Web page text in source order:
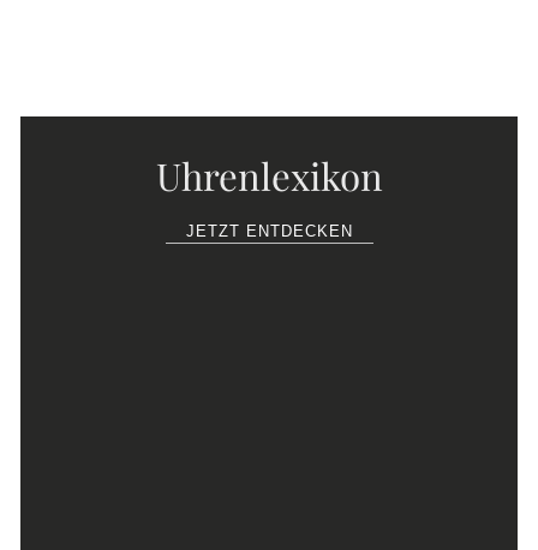
Uhrenlexikon
JETZT ENTDECKEN